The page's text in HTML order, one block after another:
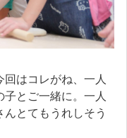
はコレがね、一人
とご一緒に。一人
とてもうれしそう